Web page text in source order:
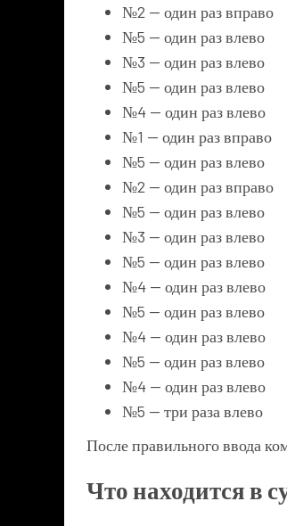
№2 — один раз вправо
№5 — один раз влево
№3 — один раз влево
№5 — один раз влево
№4 — один раз влево
№1 — один раз вправо
№5 — один раз влево
№2 — один раз вправо
№5 — один раз влево
№3 — один раз влево
№5 — один раз влево
№4 — один раз влево
№5 — один раз влево
№4 — один раз влево
№5 — один раз влево
№4 — один раз влево
№5 — три раза влево
После правильного ввода
Что находится в